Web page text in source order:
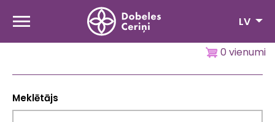
galveno LV
0 vienumi
Meklētājs